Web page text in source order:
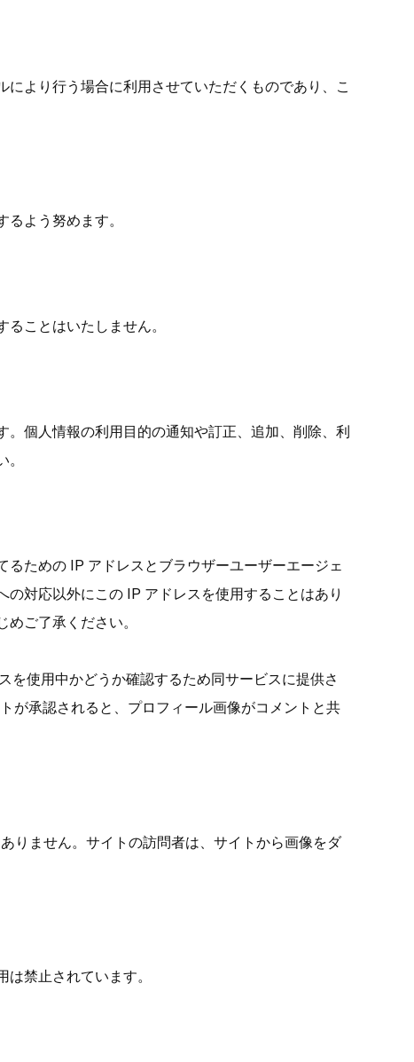
より行う場合に利用させていただくものであり、こ
よう努めます。
ことはいたしません。
個人情報の利用目的の通知や訂正、追加、削除、利
ための IP アドレスとブラウザーユーザーエージェ
対応以外にこの IP アドレスを使用することはあり
ご了承ください。
を使用中かどうか確認するため同サービスに提供さ
が承認されると、プロフィール画像がコメントと共
りません。サイトの訪問者は、サイトから画像をダ
禁止されています。